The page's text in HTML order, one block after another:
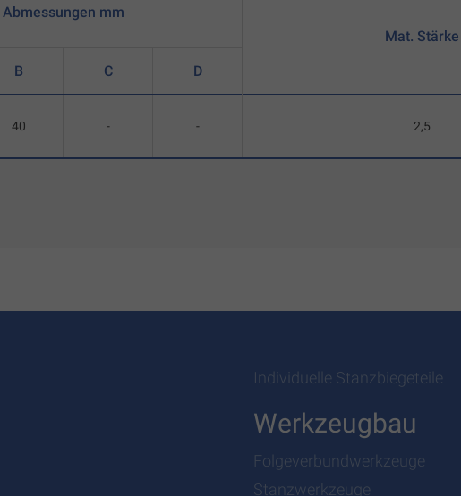
Abmessungen mm
B C D
40 - -
Mat. Stärke
2,5
Individuelle Stanzbiegeteile
Werkzeugbau
Folgeverbundwerkzeuge
Stanzwerkzeuge